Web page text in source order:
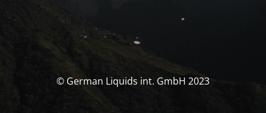
© German Liquids int. GmbH 2023